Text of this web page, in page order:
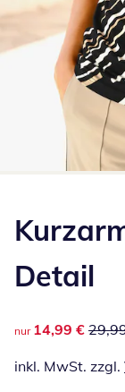
Detail
reduzierter
nur 14,99 €
inkl. MwSt. zzgl.